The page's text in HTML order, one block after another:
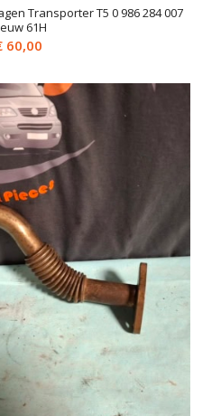
Transporter T5 0 986 284 007
61H
60,00